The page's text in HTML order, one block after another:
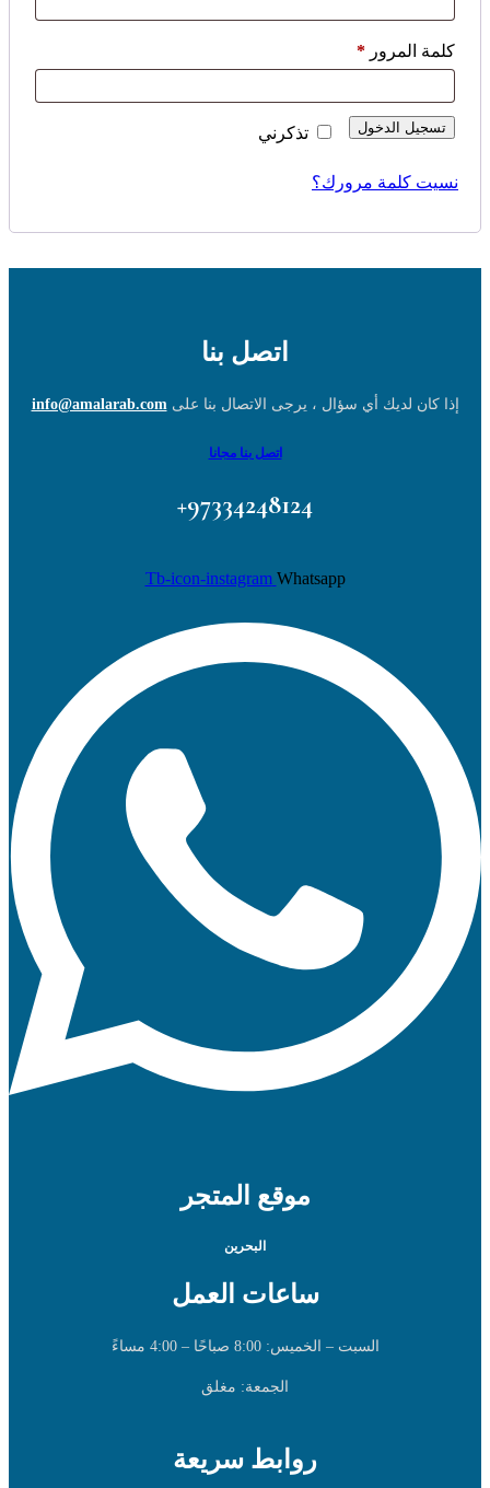
كلمة المرور *مطلوبة
تذكرني تسجيل الدخول
نسيت كلمة مرورك؟
اتصل بنا
إذا كان لديك أي سؤال ، يرجى الاتصال بنا علىinfo@amalarab.com
اتصل بنا مجانا
97334248124+
Tb-icon-instagram Whatsapp
موقع المتجر
البحرين
ساعات العمل
السبت – الخميس: 8:00 صباحًا – 4:00 مساءً
الجمعة: مغلق
روابط سريعة